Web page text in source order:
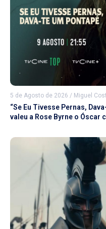
5 de Agosto de 2026 / Miguel
“Se Eu Tivesse Pernas,
valeu a Rose Byrne o Óscar